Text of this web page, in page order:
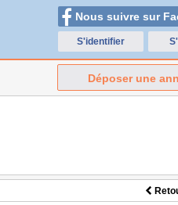
Nous suivre sur
S'identifier
Déposer une